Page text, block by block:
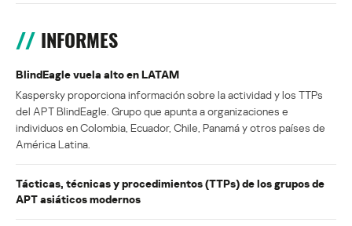
INFORMES
BlindEagle vuela alto en LATAM
Kaspersky proporciona información sobre la actividad y los TTPs
del APT BlindEagle. Grupo que apunta a organizaciones e
individuos en Colombia, Ecuador, Chile, Panamá y otros países de
América Latina.
Tácticas, técnicas y procedimientos (TTPs) de los grupos de
APT asiáticos modernos